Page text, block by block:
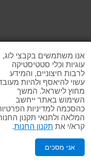
אנו משתמשים בקבצי לוג,
עוגיות וכלי סטטיסטיקה
לרבות חיצוניים, והמידע
עשוי להיאסף ולהיות
מחוץ לישראל. המשך
השימוש באתר ייחשב
כהסכמה למדיניות
המלאה ולתנאי תקנון
קרא/י את תקנון החנות.
אני מסכים